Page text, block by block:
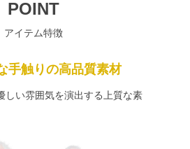
POINT
アイテム特徴
手触りの高品質素材
しい雰囲気を演出する上質な素